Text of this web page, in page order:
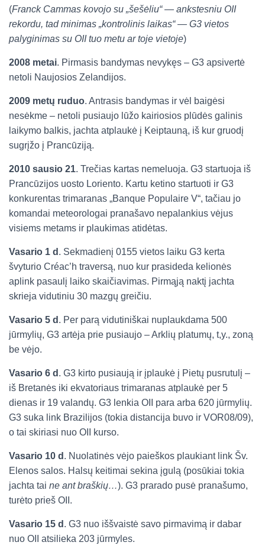
(Franck Cammas kovojo su „šešėliu“ — ankstesniu OII
rekordu, tad minimas „kontrolinis laikas“ — G3 vietos
palyginimas su OII tuo metu ar toje vietoje)
2008 metai. Pirmasis bandymas nevykęs – G3 apsivertė
netoli Naujosios Zelandijos.
2009 metų ruduo. Antrasis bandymas ir vėl baigėsi
nesėkme – netoli pusiaujo lūžo kairiosios plūdės galinis
laikymo balkis, jachta atplaukė į Keiptauną, iš kur gruodį
sugrįžo į Prancūziją.
2010 sausio 21. Trečias kartas nemeluoja. G3 startuoja iš
Prancūzijos uosto Loriento. Kartu ketino startuoti ir G3
konkurentas trimaranas „Banque Populaire V“, tačiau jo
komandai meteorologai pranašavo nepalankius vėjus
visiems metams ir plaukimas atidėtas.
Vasario 1 d . Sekmadienį 0155 vietos laiku G3 kerta
švyturio Créac’h traversą, nuo kur prasideda kelionės
aplink pasaulį laiko skaičiavimas. Pirmąją naktį jachta
skrieja vidutiniu 30 mazgų greičiu.
Vasario 5 d . Per parą vidutiniškai nuplaukdama 500
jūrmylių, G3 artėja prie pusiaujo – Arklių platumų, t,y., zoną
be vėjo.
Vasario 6 d . G3 kirto pusiaują ir įplaukė į Pietų pusrutulį –
iš Bretanės iki ekvatoriaus trimaranas atplaukė per 5
dienas ir 19 valandų. G3 lenkia OII para arba 620 jūrmylių.
G3 suka link Brazilijos (tokia distancija buvo ir VOR08/09),
o tai skiriasi nuo OII kurso.
Vasario 10 d . Nuolatinės vėjo paieškos plaukiant link Šv.
Elenos salos. Halsų keitimai sekina įgulą (posūkiai tokia
jachta tai ne ant braškių…). G3 prarado pusė pranašumo,
turėto prieš OII.
Vasario 15 d . G3 nuo iššvaistė savo pirmavimą ir dabar
nuo OII atsilieka 203 jūrmyles.